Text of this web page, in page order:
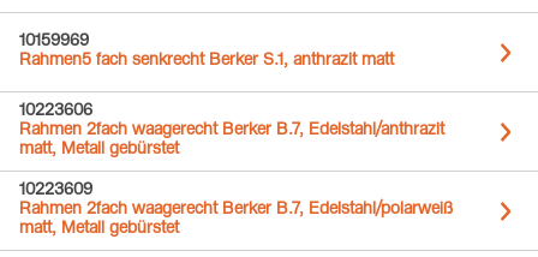
10159969
Rahmen5 fach senkrecht Berker S.1, anthrazit matt
10223606
Rahmen 2fach waagerecht Berker B.7, Edelstahl/anthrazit
matt, Metall gebürstet
10223609
Rahmen 2fach waagerecht Berker B.7, Edelstahl/polarweiß
matt, Metall gebürstet